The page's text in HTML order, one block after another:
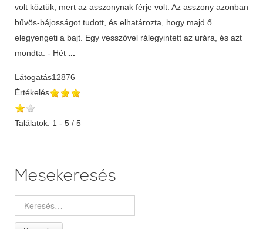
volt köztük, mert az asszonynak férje volt. Az asszony azonban
bűvös-bájosságot tudott, és elhatározta, hogy majd ő
elegyengeti a bajt. Egy vesszővel rálegyintett az urára, és azt
mondta: - Hét ...
Látogatás12876
Értékelés
Találatok: 1 - 5 / 5
Mesekeresés